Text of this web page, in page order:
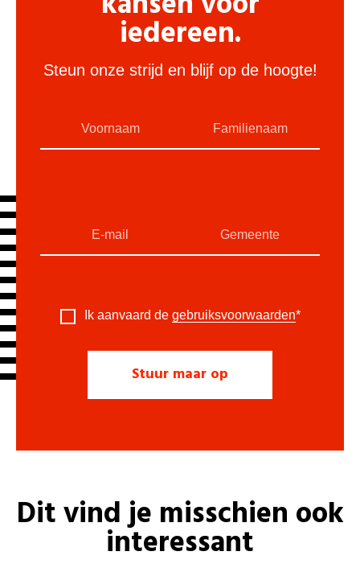
iedereen.
Steun onze strijd en blijf op de hoogte!
Ik aanvaard de gebruiksvoorwaarden*
Dit vind je misschien ook
interessant